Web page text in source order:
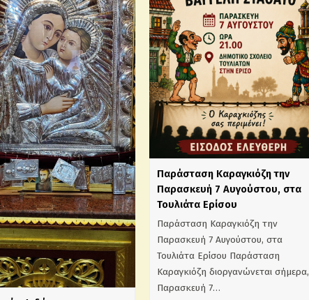
Παράσταση Καραγκιόζη την
Παρασκευή 7 Αυγούστου, στα
Τουλιάτα Ερίσου
Παράσταση Καραγκιόζη την
Παρασκευή 7 Αυγούστου, στα
Τουλιάτα Ερίσου Παράσταση
Καραγκιόζη διοργανώνεται σήμερα,
Παρασκευή 7…